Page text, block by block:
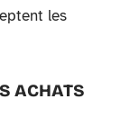
les
ACHATS